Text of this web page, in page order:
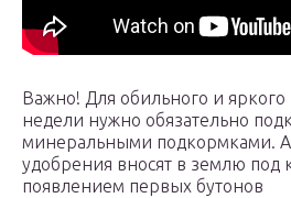
Важно! Для обильного и яркого
недели нужно обязательно
минеральными подкормками.
удобрения вносят в землю под
появлением первых бутонов